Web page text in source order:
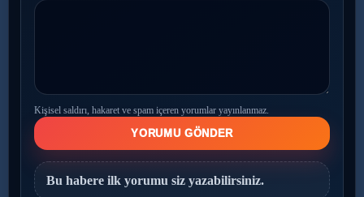
Kişisel saldırı, hakaret ve spam içeren yorumlar yayınlanmaz.
YORUMU GÖNDER
Bu habere ilk yorumu siz yazabilirsiniz.